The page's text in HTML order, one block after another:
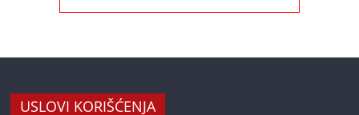
USLOVI KORIŠĆENJA